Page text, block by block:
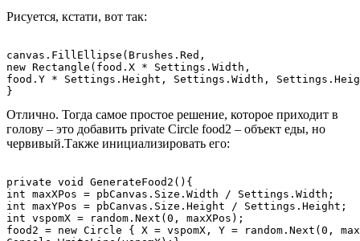
Рисуется, кстати, вот так:
canvas.FillEllipse(Brushes.Red,
new Rectangle(food.X * Settings.Width,
food.Y * Settings.Height, Settings.Width,
}
Отлично. Тогда самое простое решение, которое приходит в
голову – это добавить private Circle food2 – объект еды, но
червивый.Также инициализировать его:
private void GenerateFood2(){
int maxXPos = pbCanvas.Size.Width / Settings.Width;
int maxYPos = pbCanvas.Size.Height / Settings.Height;
int vspomX = random.Next(0, maxXPos);
food2 = new Circle { X = vspomX, Y = random.Next(0,